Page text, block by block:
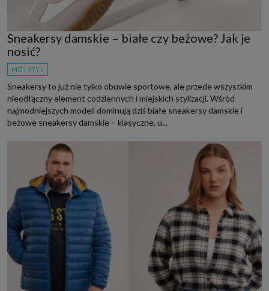
Sneakersy damskie – białe czy beżowe? Jak je
nosić?
MÓJ STYL
Sneakersy to już nie tylko obuwie sportowe, ale przede wszystkim
nieodłączny element codziennych i miejskich stylizacji. Wśród
najmodniejszych modeli dominują dziś białe sneakersy damskie i
beżowe sneakersy damskie – klasyczne, u...